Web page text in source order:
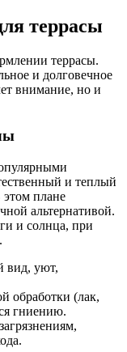
террасы
террасы.
и долговечное
внимание, но и
и теплый
этом плане
альтернативой.
и солнца, при
вид, уют,
обработки (лак,
гниению.